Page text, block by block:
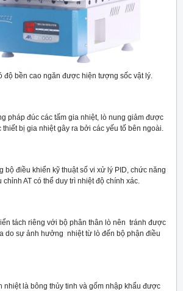
độ bền cao ngăn được hiện tượng sốc vật lý.
pháp đúc các tấm gia nhiệt, lò nung giảm được
thiết bị gia nhiệt gây ra bởi các yếu tố bên ngoài.
bộ điều khiển kỹ thuật số vi xử lý PID, chức năng
chỉnh AT có thể duy trì nhiệt độ chính xác.
tách riêng với bộ phân thân lò nên tránh được
do sự ảnh hưởng nhiệt từ lò đến bộ phận điều
nhiệt là bông thủy tinh và gốm nhập khẩu được